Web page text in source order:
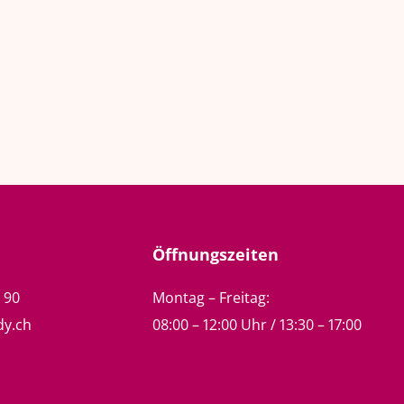
90
Öffnungszeiten
Montag – Freitag:
08:00 – 12:00 Uhr / 13:30 – 17:00